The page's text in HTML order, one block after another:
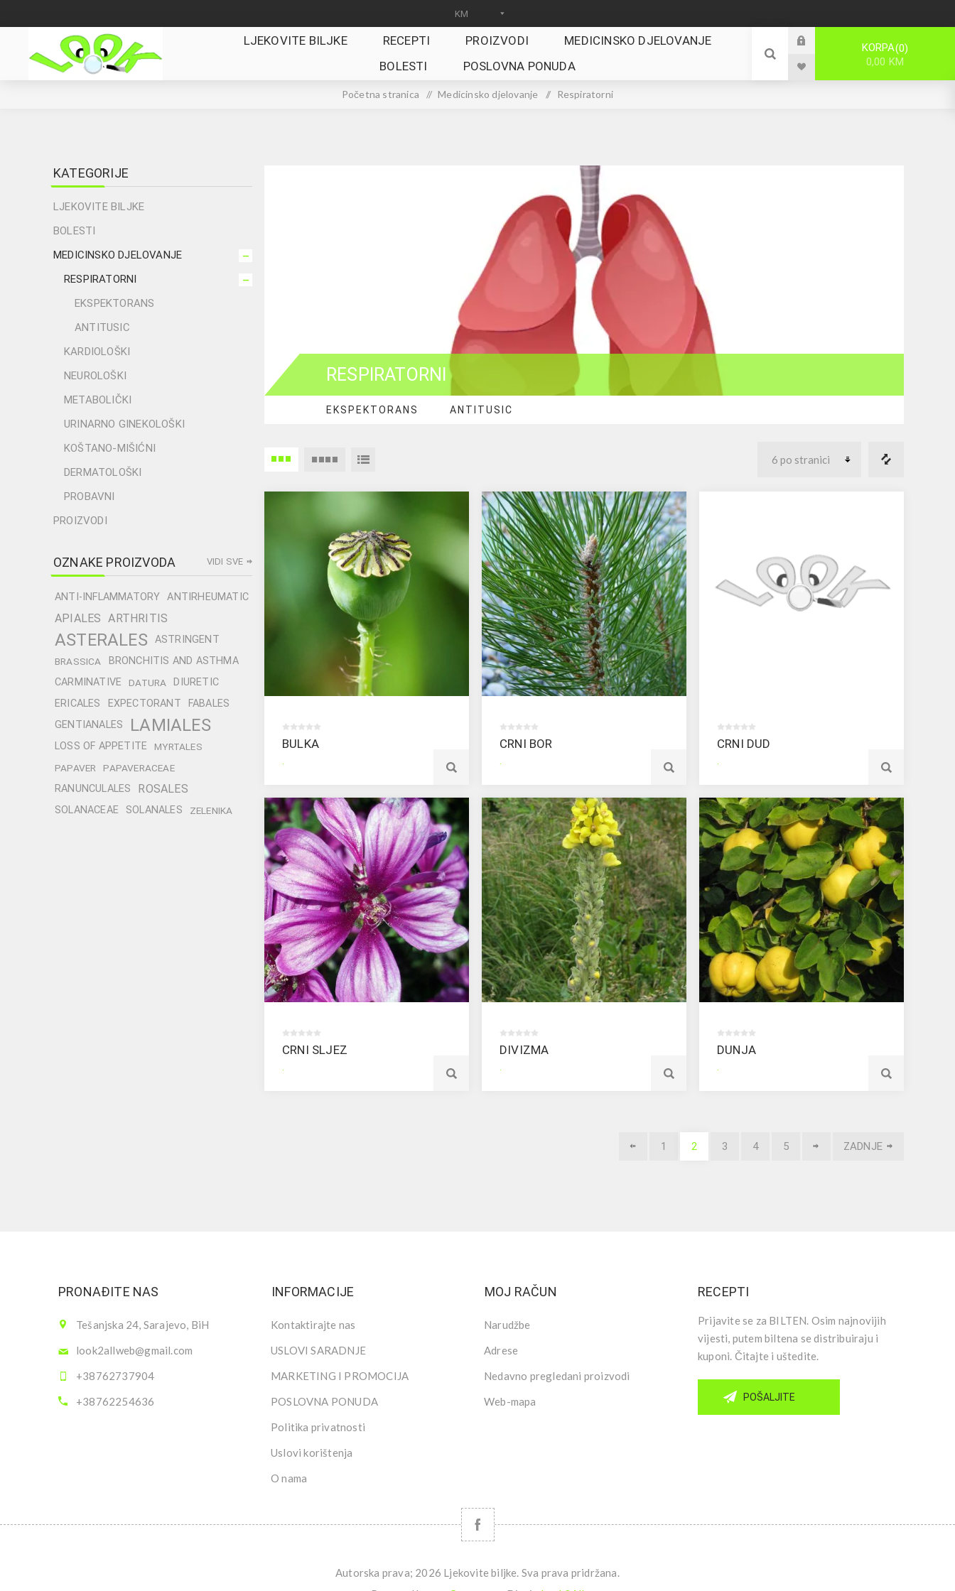
LJEKOVITE BILJKE RECEPTI PROIZVODI
MEDICINSKO DJELOVANJE
BOLESTI
POSLOVNA PONUDA
KORPA 0
0,00 KM
Početna stranica / Medicinsko djelovanje / Respiratorni
RESPIRATORNI
EKSPEKTORANS ANTITUSIC
BULKA
.
CRNI BOR
.
CRNI DUD
.
CRNI SLJEZ
.
DIVIZMA
.
DUNJA
.
1 2 3 4 5 ZADNJE
KATEGORIJE
LJEKOVITE BILJKE
BOLESTI
MEDICINSKO DJELOVANJE
RESPIRATORNI
EKSPEKTORANS
ANTITUSIC
KARDIOLOŠKI
NEUROLOŠKI
METABOLIČKI
URINARNO GINEKOLOŠKI
KOŠTANO-MIŠIĆNI
DERMATOLOŠKI
PROBAVNI
PROIZVODI
OZNAKE PROIZVODA
ANTI-INFLAMMATORY ANTIRHEUMATIC
APIALES ARTHRITIS
ASTERALES ASTRINGENT
BRASSICA
BRONCHITIS AND ASTHMA
CARMINATIVE
DATURA
DIURETIC
ERICALES
EXPECTORANT
FABALES
GENTIANALES
LAMIALES
LOSS OF APPETITE
MYRTALES
PAPAVER
PAPAVERACEAE
RANUNCULALES ROSALES
SOLANACEAE SOLANALES ZELENIKA
VIDI SVE
PRONAĐITE NAS
Tešanjska 24, Sarajevo, BiH
look2allweb@gmail.com
+38762737904
+38762254636
INFORMACIJE
Kontaktirajte nas
USLOVI SARADNJE
MARKETING I PROMOCIJA
POSLOVNA PONUDA
Politika privatnosti
Uslovi korištenja
O nama
MOJ RAČUN
Narudžbe
Adrese
Nedavno pregledani proizvodi
Web-mapa
RECEPTI
Prijavite se za BILTEN. Osim najnovijih
vijesti, putem biltena se distribuiraju i
kuponi. Čitajte i uštedite.
POŠALJITE
Autorska prava; 2026 Ljekovite biljke. Sva prava pridržana.